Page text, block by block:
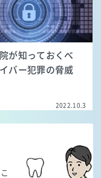
が知っておくべ
バー犯罪の脅威
2022.10.3